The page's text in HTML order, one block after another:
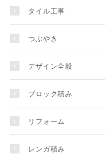
タイル工事
つぶやき
デザイン全般
ブロック積み
リフォーム
レンガ積み